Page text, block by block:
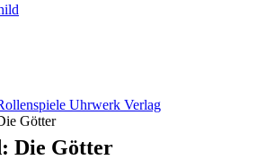
Uhrwerk Verlag
Götter
Die Götter